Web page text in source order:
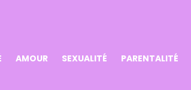
AMOUR SEXUALITÉ PARENTALITÉ